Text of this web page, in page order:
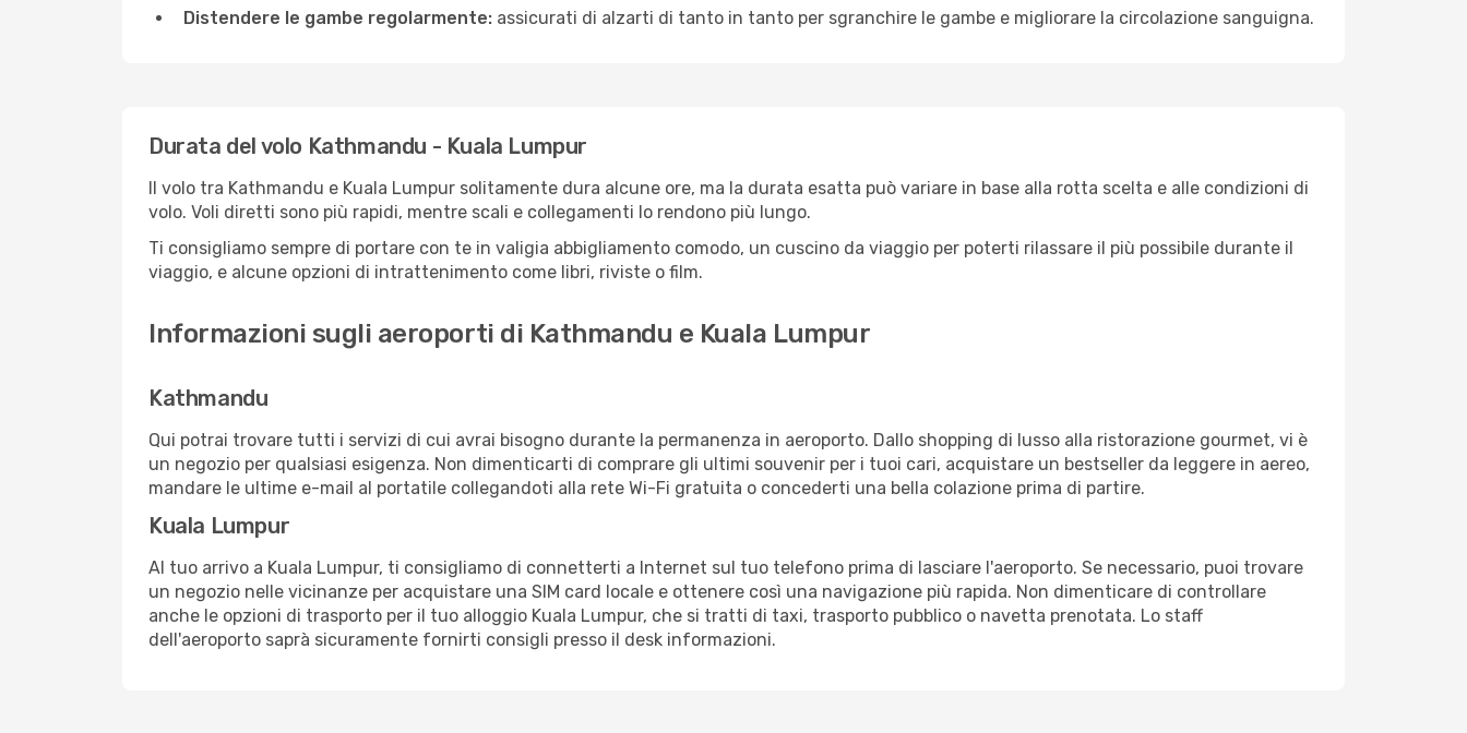
Distendere le gambe regolarmente: assicurati di alzarti di tanto in tanto per sgranchire le gambe e migliorare la circolazione sanguigna.
Durata del volo Kathmandu - Kuala Lumpur
Il volo tra Kathmandu e Kuala Lumpur solitamente dura alcune ore, ma la durata esatta può variare in base alla rotta scelta e alle condizioni di
volo. Voli diretti sono più rapidi, mentre scali e collegamenti lo rendono più lungo.
Ti consigliamo sempre di portare con te in valigia abbigliamento comodo, un cuscino da viaggio per poterti rilassare il più possibile durante il
viaggio, e alcune opzioni di intrattenimento come libri, riviste o film.
Informazioni sugli aeroporti di Kathmandu e Kuala Lumpur
Kathmandu
Qui potrai trovare tutti i servizi di cui avrai bisogno durante la permanenza in aeroporto. Dallo shopping di lusso alla ristorazione gourmet, vi è
un negozio per qualsiasi esigenza. Non dimenticarti di comprare gli ultimi souvenir per i tuoi cari, acquistare un bestseller da leggere in aereo,
mandare le ultime e-mail al portatile collegandoti alla rete Wi-Fi gratuita o concederti una bella colazione prima di partire.
Kuala Lumpur
Al tuo arrivo a Kuala Lumpur, ti consigliamo di connetterti a Internet sul tuo telefono prima di lasciare l'aeroporto. Se necessario, puoi trovare
un negozio nelle vicinanze per acquistare una SIM card locale e ottenere così una navigazione più rapida. Non dimenticare di controllare
anche le opzioni di trasporto per il tuo alloggio Kuala Lumpur, che si tratti di taxi, trasporto pubblico o navetta prenotata. Lo staff
dell'aeroporto saprà sicuramente fornirti consigli presso il desk informazioni.